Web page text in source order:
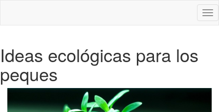
Ideas ecológicas para los
peques